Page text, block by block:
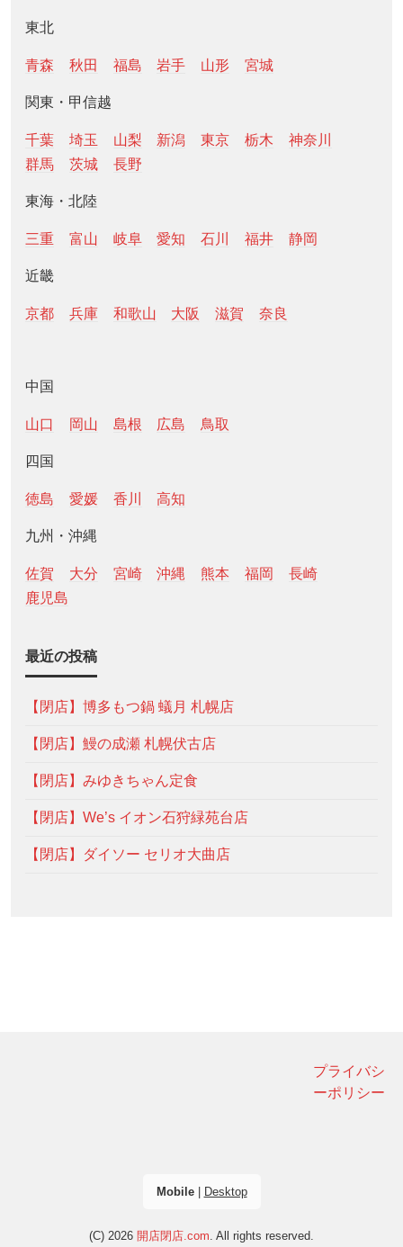
東北
青森 秋田 福島 岩手 山形 宮城
関東・甲信越
千葉 埼玉 山梨 新潟 東京 栃木
神奈川
群馬
茨城 長野
東海・北陸
三重 富山 岐阜 愛知 石川 福井 静岡
近畿
京都 兵庫 和歌山 大阪 滋賀 奈良
中国
山口 岡山 島根 広島 鳥取
四国
徳島 愛媛 香川 高知
九州・沖縄
佐賀 大分 宮崎 沖縄 熊本 福岡
長崎
鹿児島
最近の投稿
【閉店】博多もつ鍋 蟻月 札幌店
【閉店】鰻の成瀬 札幌伏古店
【閉店】みゆきちゃん定食
【閉店】We’s イオン石狩緑苑台店
【閉店】ダイソー セリオ大曲店
プライバシ
ーポリシー
Mobile| Desktop
(C) 2026 開店閉店.com. All rights reserved.